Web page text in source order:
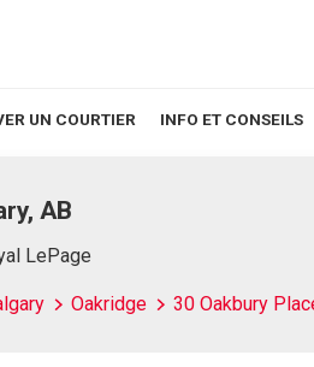
UN COURTIER INFO ET CONSEILS
AB
LePage
Oakridge 30 Oakbury